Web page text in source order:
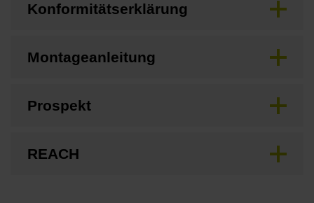
Konformitätserklärung
Montageanleitung
Prospekt
REACH